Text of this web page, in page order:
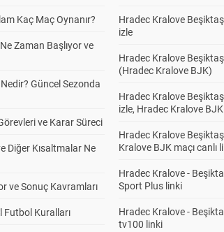
Kaç Maç Oynanır?
Zaman Başlıyor ve
Güncel Sezonda
ve Karar Süreci
Diğer Kısaltmalar Ne
ve Sonuç Kavramları
Futbol Kuralları
Hradec Kralove Beşiktaş
izle
Hradec Kralove
(Hradec Kralove BJK)
Hradec Kralove
izle, Hradec Kralove
Hradec Kralove
Kralove BJK maçı canlı
Hradec Kralove -
Sport Plus linki
Hradec Kralove -
tv100 linki